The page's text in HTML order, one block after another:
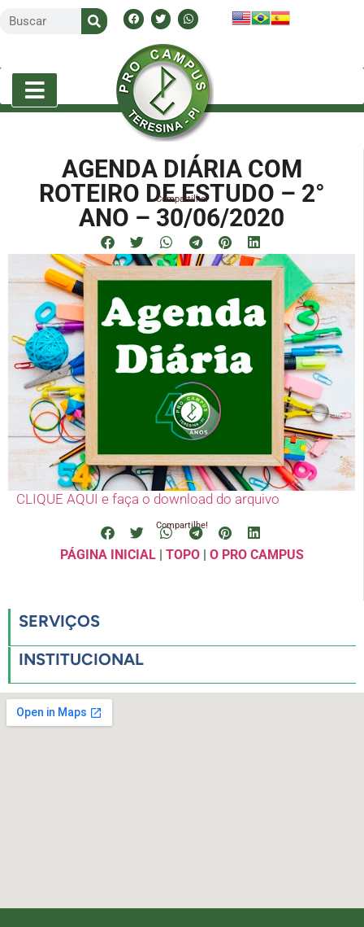
AGENDA DIÁRIA COM
ROTEIRO DE ESTUDO – 2°
ANO – 30/06/2020
Compartilhe!
CLIQUE AQUI e faça o download do arquivo
Compartilhe!
PÁGINA INICIAL| TOPO| O PRO CAMPUS
SERVIÇOS
INSTITUCIONAL